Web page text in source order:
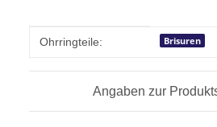
Produkteigenschaft
Wert
Ohrringteile: Brisuren
Angaben zur